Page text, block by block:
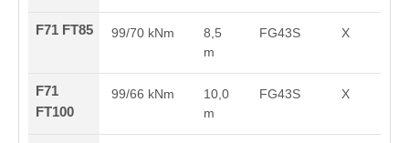
F71 FT85 99/70 kNm
8,5
m
FG43S X
F71
FT100
99/66 kNm
10,0
m
FG43S X